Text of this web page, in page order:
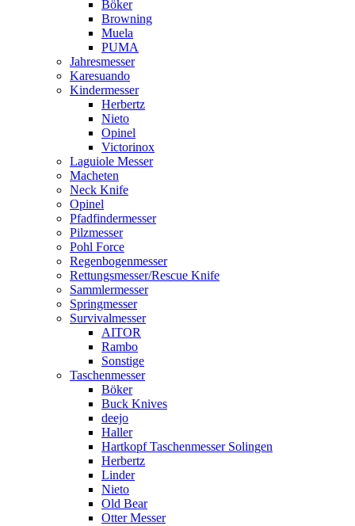
Böker
Browning
Muela
PUMA
Jahresmesser
Karesuando
Kindermesser
Herbertz
Nieto
Opinel
Victorinox
Laguiole Messer
Macheten
Neck Knife
Opinel
Pfadfindermesser
Pilzmesser
Pohl Force
Regenbogenmesser
Rettungsmesser/Rescue Knife
Sammlermesser
Springmesser
Survivalmesser
AITOR
Rambo
Sonstige
Taschenmesser
Böker
Buck Knives
deejo
Haller
Hartkopf Taschenmesser Solingen
Herbertz
Linder
Nieto
Old Bear
Otter Messer